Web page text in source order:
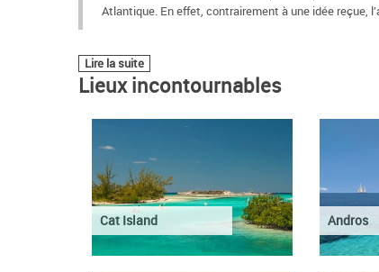
Atlantique. En effet, contrairement à une idée reçue,
Lire la suite
Lieux incontournables
Cat Island Andros